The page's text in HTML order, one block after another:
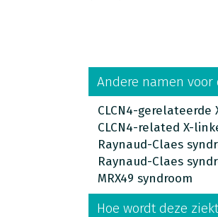
Andere namen voor
CLCN4-
CLCN4-related X-
Raynaud-Claes
Raynaud-Claes
MRX49 syndroom
Hoe wordt deze